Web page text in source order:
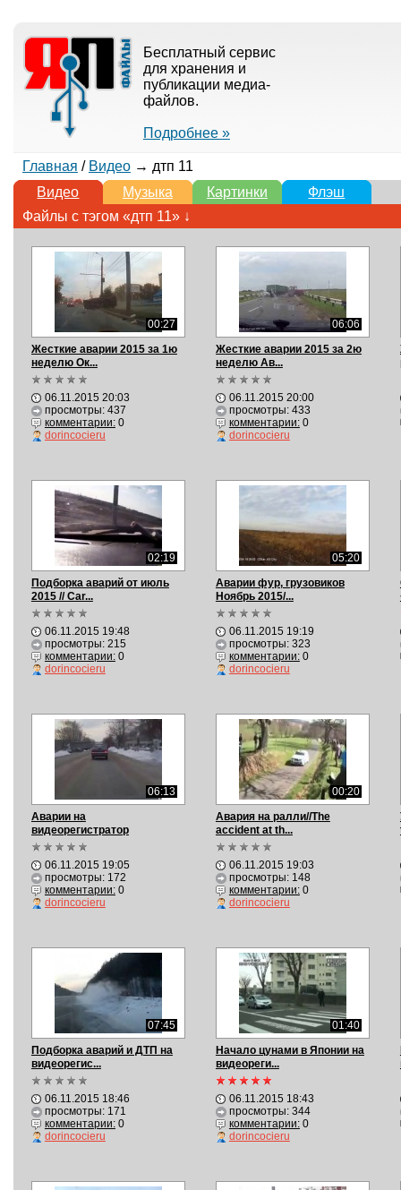
Бесплатный сервис
для хранения и
публикации медиа-
файлов.
Подробнее »
Главная / Видео→ дтп 11
Видео
Музыка Картинки
Флэш
Файлы с тэгом «дтп 11» ↓
00:27
Жесткие аварии 2015 за 1ю
неделю Ок...
06.11.2015 20:03
просмотры: 437
комментарии:0
dorincocieru
06:06
Жесткие аварии 2015 за 2ю
неделю Ав...
06.11.2015 20:00
просмотры: 433
комментарии:0
dorincocieru
02:19
Подборка аварий от июль
2015 // Car...
06.11.2015 19:48
просмотры: 215
комментарии:0
dorincocieru
05:20
Аварии фур, грузовиков
Ноябрь 2015/...
06.11.2015 19:19
просмотры: 323
комментарии:0
dorincocieru
06:13
Аварии на
видеорегистратор
подборка...
06.11.2015 19:05
просмотры: 172
комментарии:0
dorincocieru
00:20
Авария на ралли//The
accident at th...
06.11.2015 19:03
просмотры: 148
комментарии:0
dorincocieru
07:45
Подборка аварий и ДТП на
видеорегис...
06.11.2015 18:46
просмотры: 171
комментарии:0
dorincocieru
01:40
Начало цунами в Японии на
видеореги...
06.11.2015 18:43
просмотры: 344
комментарии:0
dorincocieru